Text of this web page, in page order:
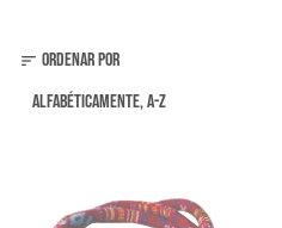
sort Ordenar por